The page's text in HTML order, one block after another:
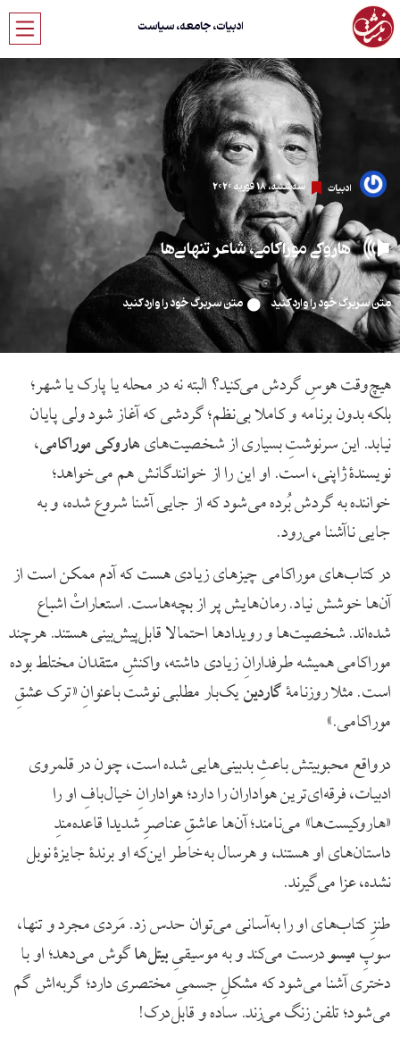
ادبیات، جامعه، سیاست
ادبیات سه‌شنبه، 18 فوریه 2020
هاروکی موراکامی، شاعر تنهایی‌ها
متن سربرگ خود را وارد کنید متن سربرگ خود را وارد کنید
هیچ‌وقت هوسِ گردش می‌کنید؟ البته نه در محله یا پارک یا شهر؛
بلکه بدون برنامه و کاملا بی‌نظم؛ گردشی که آغاز شود ولی پایان
نیابد. این سرنوشتِ بسیاری از شخصیت‌هایهاروکی موراکامی،
نویسندۀ ژاپنی، است. او این را از خوانندگانش هم می‌خواهد؛
خواننده به گردش بُرده می‌شود که از جایی آشنا شروع شده، و به
جایی ناآشنا می‌رود.
در کتاب‌های موراکامی چیزهای زیادی هست که آدم ممکن است از
آن‌ها خوشش نیاد. رمان‌هایش پر از بچه‌هاست. استعاراتْ اشباع
شده‌اند. شخصیت‌ها و رویدادها احتمالا قابل‌پیش‌بینی هستند. هرچند
موراکامی همیشه طرفدارانِ زیادی داشته، واکنشِ منتقدان مختلط بوده
است. مثلا روزنامۀگاردینیک‌بار مطلبی نوشت باعنوانِ «ترک عشقِ
موراکامی.»
درواقع محبوبیتش باعثِ بدبینی‌هایی شده است، چون در قلمروی
ادبیات، فرقه‌ای‌ترین هواداران را دارد؛ هوادارانِ خیال‌بافِ او را
«هاروکیست‌ها» می‌نامند؛ آن‌ها عاشقِ عناصرِ شدیدا قاعده‌مندِ
داستان‌های او هستند، و هرسال به‌خاطر این‌که او برندۀ جایزۀ نوبل
نشده، عزا می‌گیرند.
طنزِ کتاب‌های او را به‌آسانی می‌توان حدس زد. مَردی مجرد و تنها،
سوپِمیسودرست می‌کند و به موسیقیِبیتل‌هاگوش می‌دهد؛ او با
دختری آشنا می‌شود که مشکلِ جسمیِ مختصری دارد؛ گربه‌اش گم
می‌شود؛ تلفن زنگ می‌زند. ساده و قابل‌درک!